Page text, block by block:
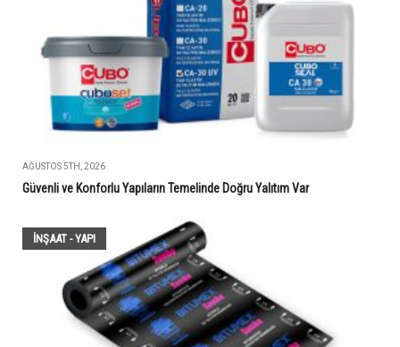
AĞUSTOS 5TH, 2026
Güvenli ve Konforlu Yapıların Temelinde Doğru Yalıtım Var
İNŞAAT - YAPI